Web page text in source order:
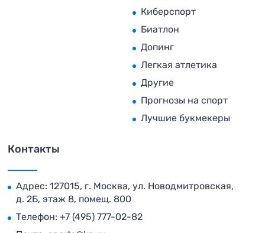
Киберспорт
Биатлон
Допинг
Легкая атлетика
Другие
Прогнозы на спорт
Лучшие букмекеры
Контакты
Адрес: 127015, г. Москва, ул. Новодмитровская,
д. 2Б, этаж 8, помещ. 800
Телефон: +7 (495) 777-02-82